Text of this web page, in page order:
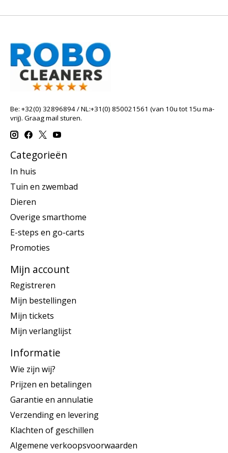
Be: +32(0) 32896894 / NL:+31(0) 850021561 (van 10u tot 15u ma-
vrij). Graag mail sturen.
Categorieën
In huis
Tuin en zwembad
Dieren
Overige smarthome
E-steps en go-carts
Promoties
Mijn account
Registreren
Mijn bestellingen
Mijn tickets
Mijn verlanglijst
Informatie
Wie zijn wij?
Prijzen en betalingen
Garantie en annulatie
Verzending en levering
Klachten of geschillen
Algemene verkoopsvoorwaarden